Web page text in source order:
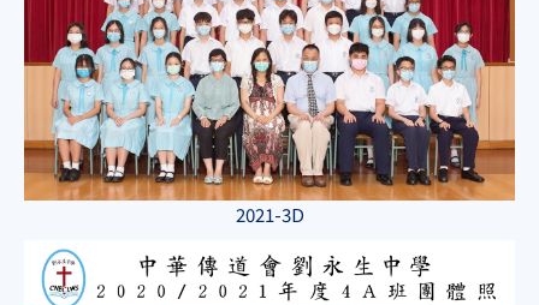
2021-3D